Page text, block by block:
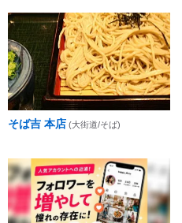
そば吉 本店 (大街道/そば)